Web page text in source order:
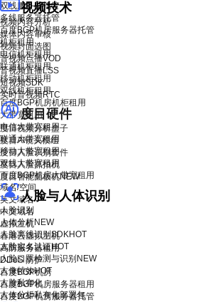
视频技术
视频内容分析
媒体内容审核
视频封面选图
音视频点播VOD
音视频直播LSS
短视频SDK
实时音视频RTC
度目硬件
度目视频分析盒子
度目AI镜头模组
度目人脸识别套件
度目人脸抓拍机
度目智能面板机NEW
人脸与人体识别
人脸识别
人体分析NEW
人脸离线识别SDKHOT
人脸实名认证HOT
人脸口罩检测与识别 NEW
人像特效HOT
人脸私有化
人体分析私有化部署包
双线服务器托管
多线服务器托管
百度BGP机房服务器托管
机柜租用
电信机柜租用
联通机柜租用
移动机柜租用
双线机柜租用
百度BGP机房机柜租用
大带宽租用
电信大带宽租用
联通大带宽租用
移动大带宽租用
双线大带宽租用
百度BGP机房大带宽租用
域名/空间
英文域名
中文域名
虚拟主机
香港云虚拟主机
高防服务器租用
DDoS 防护
百度BGP机房
百度BGP机房服务器租用
百度BGP机房服务器托管